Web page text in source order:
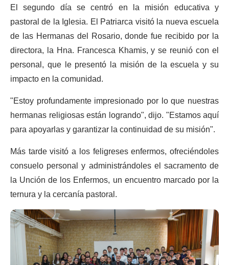
El segundo día se centró en la misión educativa y
pastoral de la Iglesia. El Patriarca visitó la nueva escuela
de las Hermanas del Rosario, donde fue recibido por la
directora, la Hna. Francesca Khamis, y se reunió con el
personal, que le presentó la misión de la escuela y su
impacto en la comunidad.
"Estoy profundamente impresionado por lo que nuestras
hermanas religiosas están logrando", dijo. "Estamos aquí
para apoyarlas y garantizar la continuidad de su misión".
Más tarde visitó a los feligreses enfermos, ofreciéndoles
consuelo personal y administrándoles el sacramento de
la Unción de los Enfermos, un encuentro marcado por la
ternura y la cercanía pastoral.